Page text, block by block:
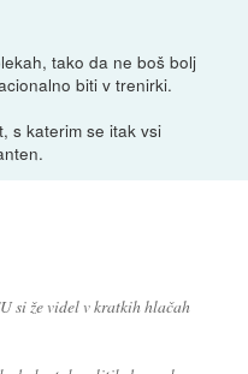
tako da ne boš bolj
biti v trenirki.
s katerim se itak vsi
si že videl v kratkih hlačah